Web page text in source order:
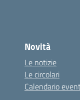
Novità
Le notizie
Le circolari
Calendario